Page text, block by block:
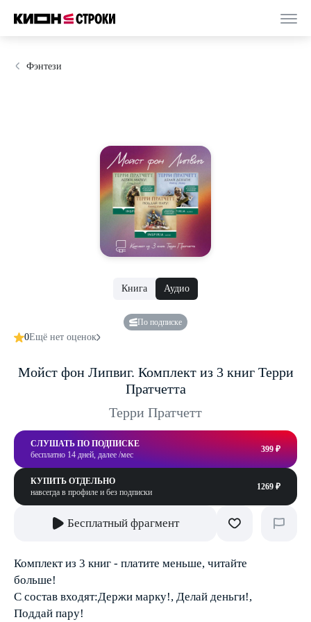
Фэнтези
Книга Аудио
По подписке
0Ещё нет оценок
Мойст фон Липвиг. Комплект из 3 книг Терри
Пратчетта
Терри Пратчетт
СЛУШАТЬ ПО ПОДПИСКЕ
бесплатно 14 дней, далее /мес
399 ₽
КУПИТЬ ОТДЕЛЬНО
навсегда в профиле и без подписки
1269 ₽
Бесплатный фрагмент
Комплект из 3 книг - платите меньше, читайте
больше!
С состав входят:Держи марку!, Делай деньги!,
Поддай пару!